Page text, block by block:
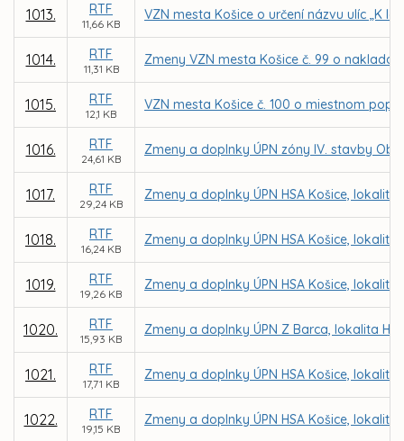
1013. RTF
11,66 KB
VZN mesta Košice o určení názvu ulíc „K
1014. RTF
11,31 KB
Zmeny VZN mesta Košice č. 99 o
1015. RTF
12,1 KB
VZN mesta Košice č. 100 o miestnom
1016. RTF
24,61 KB
Zmeny a doplnky ÚPN zóny IV. stavby
1017. RTF
29,24 KB
Zmeny a doplnky ÚPN HSA Košice,
1018. RTF
16,24 KB
Zmeny a doplnky ÚPN HSA Košice, lokalita
1019. RTF
19,26 KB
Zmeny a doplnky ÚPN HSA Košice, lokalita
1020. RTF
15,93 KB
Zmeny a doplnky ÚPN Z Barca, lokalita
1021. RTF
17,71 KB
Zmeny a doplnky ÚPN HSA Košice,
1022. RTF
19,15 KB
Zmeny a doplnky ÚPN HSA Košice, lokalita